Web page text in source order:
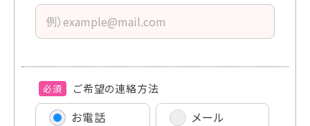
ご希望の連絡方法
必須
お電話 メール